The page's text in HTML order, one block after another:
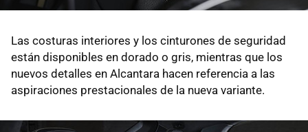
Las costuras interiores y los cinturones de seguridad
están disponibles en dorado o gris, mientras que los
nuevos detalles en Alcantara hacen referencia a las
aspiraciones prestacionales de la nueva variante.